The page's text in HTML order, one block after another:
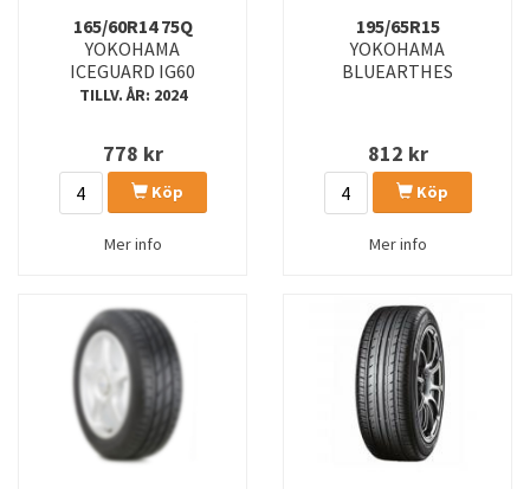
ICEGUARD IG53 ICEGUARD IG55
ICEGUARD IG60
S-DRIVE AS01 V105MOXL
V905BLUEW V906BLUEW
V906BLUEWS
165/60R14 75Q
YOKOHAMA
ICEGUARD IG60
TILLV. ÅR: 2024
778 kr
Köp
Mer info
195/65R15
YOKOHAMA
BLUEARTHES
812 kr
Köp
Mer info